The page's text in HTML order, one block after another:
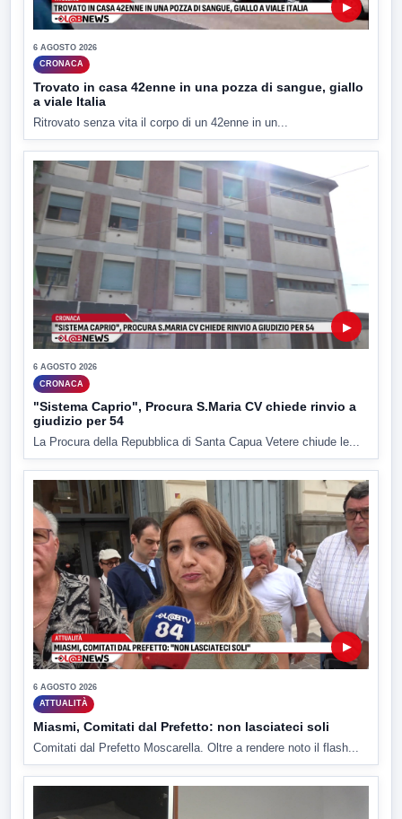
▶
6 AGOSTO 2026
CRONACA
Trovato in casa 42enne in una pozza di sangue, giallo
a viale Italia
Ritrovato senza vita il corpo di un 42enne in un...
▶
6 AGOSTO 2026
CRONACA
"Sistema Caprio", Procura S.Maria CV chiede rinvio a
giudizio per 54
La Procura della Repubblica di Santa Capua Vetere chiude le...
▶
6 AGOSTO 2026
ATTUALITÀ
Miasmi, Comitati dal Prefetto: non lasciateci soli
Comitati dal Prefetto Moscarella. Oltre a rendere noto il flash...